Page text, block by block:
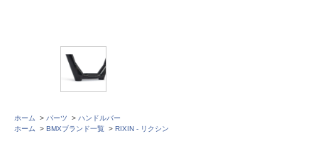
ホーム > パーツ > ハンドルバー
ホーム
> BMXブランド一覧 > RIXIN - リクシン